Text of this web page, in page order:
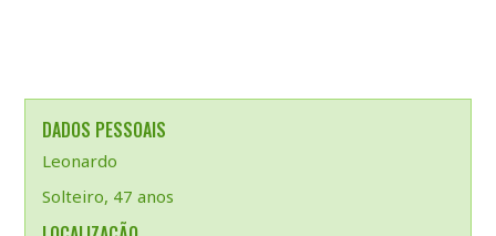
DADOS PESSOAIS
Leonardo
Solteiro, 47 anos